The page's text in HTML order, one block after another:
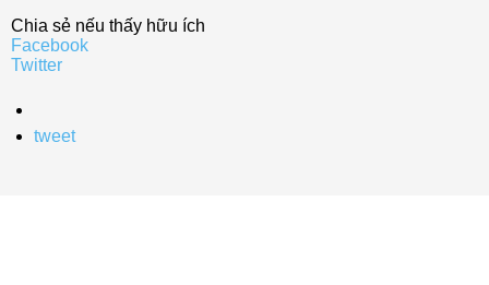
Chia sẻ nếu thấy hữu ích
Facebook
Twitter
tweet